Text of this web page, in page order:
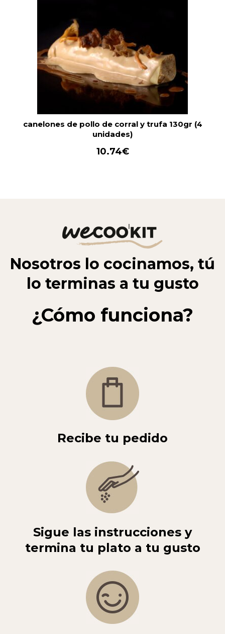
canelones de carrillera ternera y queso idiazabal
130 gr (4 unidades)
10.10€
Nosotros lo cocinamos, tú
lo terminas a tu gusto
¿Cómo funciona?
Recibe tu pedido
Sigue las instrucciones y
termina tu plato a tu gusto